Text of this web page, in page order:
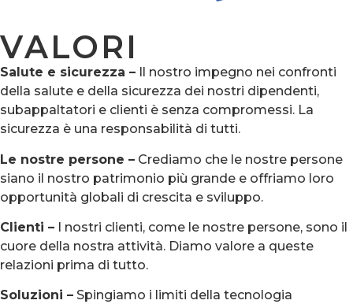
VALORI
Salute e sicurezza – Il nostro impegno nei confronti
della salute e della sicurezza dei nostri dipendenti,
subappaltatori e clienti è senza compromessi. La
sicurezza è una responsabilità di tutti.
Le nostre persone – Crediamo che le nostre persone
siano il nostro patrimonio più grande e offriamo loro
opportunità globali di crescita e sviluppo.
Clienti – I nostri clienti, come le nostre persone, sono il
cuore della nostra attività. Diamo valore a queste
relazioni prima di tutto.
Soluzioni – Spingiamo i limiti della tecnologia